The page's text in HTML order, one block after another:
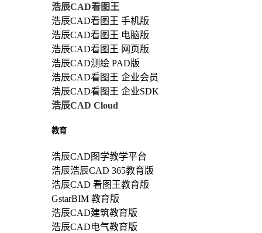
浩辰CAD看图王
浩辰CAD看图王 手机版
浩辰CAD看图王 电脑版
浩辰CAD看图王 网页版
浩辰CAD测绘 PAD版
浩辰CAD看图王 企业会员
浩辰CAD看图王 企业SDK
浩辰CAD Cloud
教育
浩辰CAD图学教学平台
浩辰浩辰CAD 365教育版
浩辰CAD 看图王教育版
GstarBIM 教育版
浩辰CAD建筑教育版
浩辰CAD电气教育版